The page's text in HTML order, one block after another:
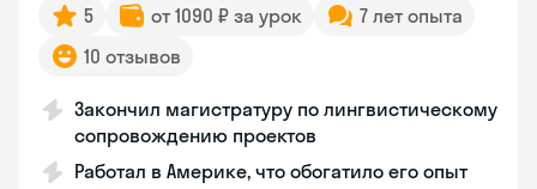
5 от 1090 ₽ за урок
7 лет опыта
10 отзывов
Закончил магистратуру по лингвистическому
сопровождению проектов
Работал в Америке, что обогатило его опыт